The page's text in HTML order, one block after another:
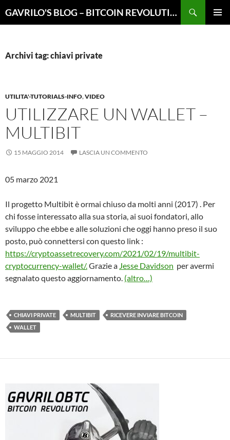
GAVRILO'S BLOG – BITCOIN REVOLUTION
Archivi tag: chiavi private
UTILITA'-TUTORIALS-INFO,VIDEO
UTILIZZARE UN WALLET –
MULTIBIT
15 MAGGIO 2014 LASCIA UN COMMENTO
05 marzo 2021
Il progetto Multibit è ormai chiuso da molti anni (2017) . Per
chi fosse interessato alla sua storia, ai suoi fondatori, allo
sviluppo che ebbe e alle soluzioni che oggi hanno preso il suo
posto, può connettersi con questo link :
https://cryptoassetrecovery.com/2021/02/19/multibit-
cryptocurrency-wallet/.Grazie a Jesse Davidson per avermi
segnalato questo aggiornamento. (altro…)
CHIAVI PRIVATE MULTIBIT
RICEVERE INVIARE BITCOIN
WALLET